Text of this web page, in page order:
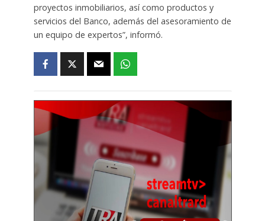
proyectos inmobiliarios, así como productos y
servicios del Banco, además del asesoramiento de
un equipo de expertos”, informó.